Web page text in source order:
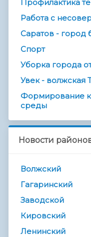
Профилактика
Работа с
Саратов - город
Спорт
Уборка города
Увек - волжская
Формирование
среды
Новости
Волжский
Гагаринский
Заводской
Кировский
Ленинский